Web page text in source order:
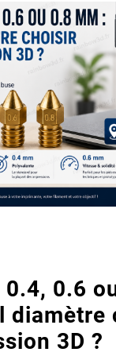
0.4, 0.6
diamètre
3D ?